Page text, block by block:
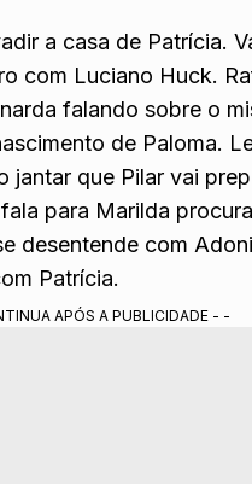
a casa de Patrícia.
com Luciano Huck.
falando sobre o
de Paloma.
jantar que Pilar vai
para Marilda
desentende com
Patrícia.
APÓS A PUBLICIDADE - -